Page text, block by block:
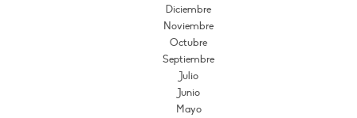
Diciembre
Noviembre
Octubre
Septiembre
Julio
Junio
Mayo